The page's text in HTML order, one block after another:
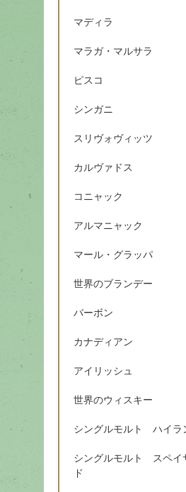
マディラ
マラガ・マルサラ
ピスコ
シンガニ
スリヴォヴィッツ
カルヴァドス
コニャック
アルマニャック
マール・グラッパ
世界のブランデー
バーボン
カナディアン
アイリッシュ
世界のウィスキー
シングルモルト ハイラ
シングルモルト スペイ
ド